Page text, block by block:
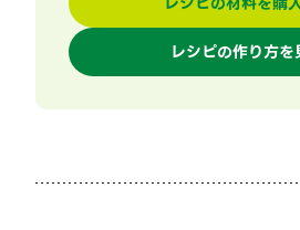
レシピの作り方を